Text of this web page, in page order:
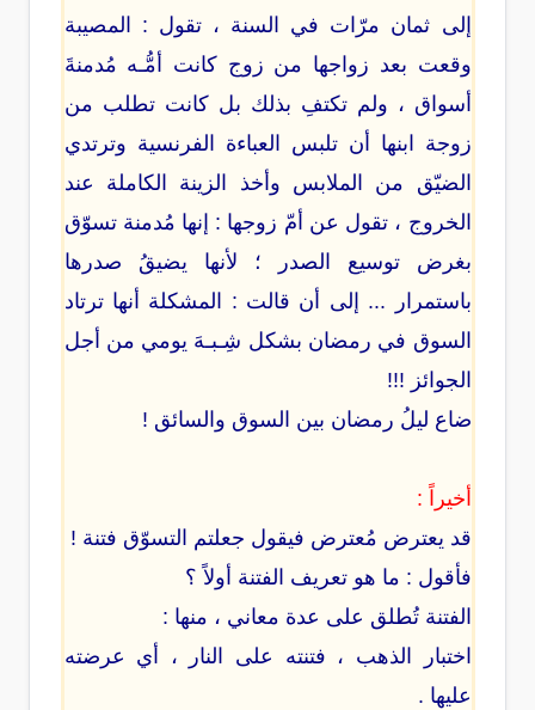
إلى ثمان مرّات في السنة ، تقول : المصيبة
وقعت بعد زواجها من زوج كانت أمُّـه مُدمنةَ
أسواق ، ولم تكتفِ بذلك بل كانت تطلب من
زوجة ابنها أن تلبس العباءة الفرنسية وترتدي
الضيّق من الملابس وأخذ الزينة الكاملة عند
الخروج ، تقول عن أمّ زوجها : إنها مُدمنة تسوّق
بغرض توسيع الصدر ؛ لأنها يضيقُ صدرها
باستمرار ... إلى أن قالت : المشكلة أنها ترتاد
السوق في رمضان بشكل شِـبـهَ يومي من أجل
الجوائز !!!
ضاع ليلُ رمضان بين السوق والسائق !
أخيراً :
قد يعترض مُعترض فيقول جعلتم التسوّق فتنة !
فأقول : ما هو تعريف الفتنة أولاً ؟
الفتنة تُطلق على عدة معاني ، منها :
اختبار الذهب ، فتنته على النار ، أي عرضته
عليها .